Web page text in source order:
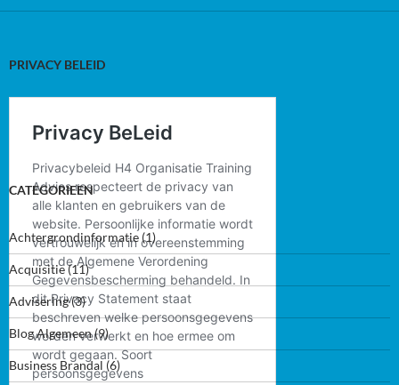
PRIVACY BELEID
CATEGORIEEN
Achtergrondinformatie (1)
Acquisitie(11)
Advisering(3)
Blog Algemeen(9)
Business Brandal (6)